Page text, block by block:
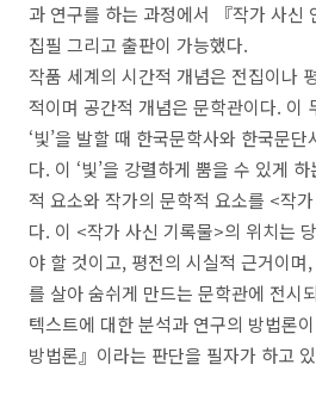
과 연구를 하는 과정에서
『작가 사신
집필 그리고 출판이 가능했다.
작품 세계의 시간적 개념은 전집이나
적이며 공간적 개념은 문학관이다. 이
‘빛’을 발할 때 한국문학사와 한국문단
다. 이 ‘빛’을 강렬하게 뿜을 수 있게
적 요소와 작가의 문학적 요소를 <작
다. 이 <작가 사신 기록물>의 위치는
야 할 것이고, 평전의 시실적 근거이며,
를 살아 숨쉬게 만드는 문학관에 전시
텍스트에 대한 분석과 연구의 방법론
방법론』 이라는 판단을 필자가 하고